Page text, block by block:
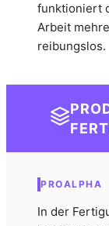
funktioniert
Arbeit
reibungslos.
PROALPHA
In der